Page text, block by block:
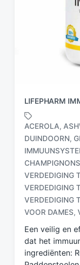
LIFEPHARM
e
t
a
g
m
e
t
ACEROLA,
DUINDOORN,
CHAMPIGNONS
VERDEDIGING
VERDEDIGING
VERDEDIGING
VOOR DAMES,
Een veilig en
dat het
ingrediënten: